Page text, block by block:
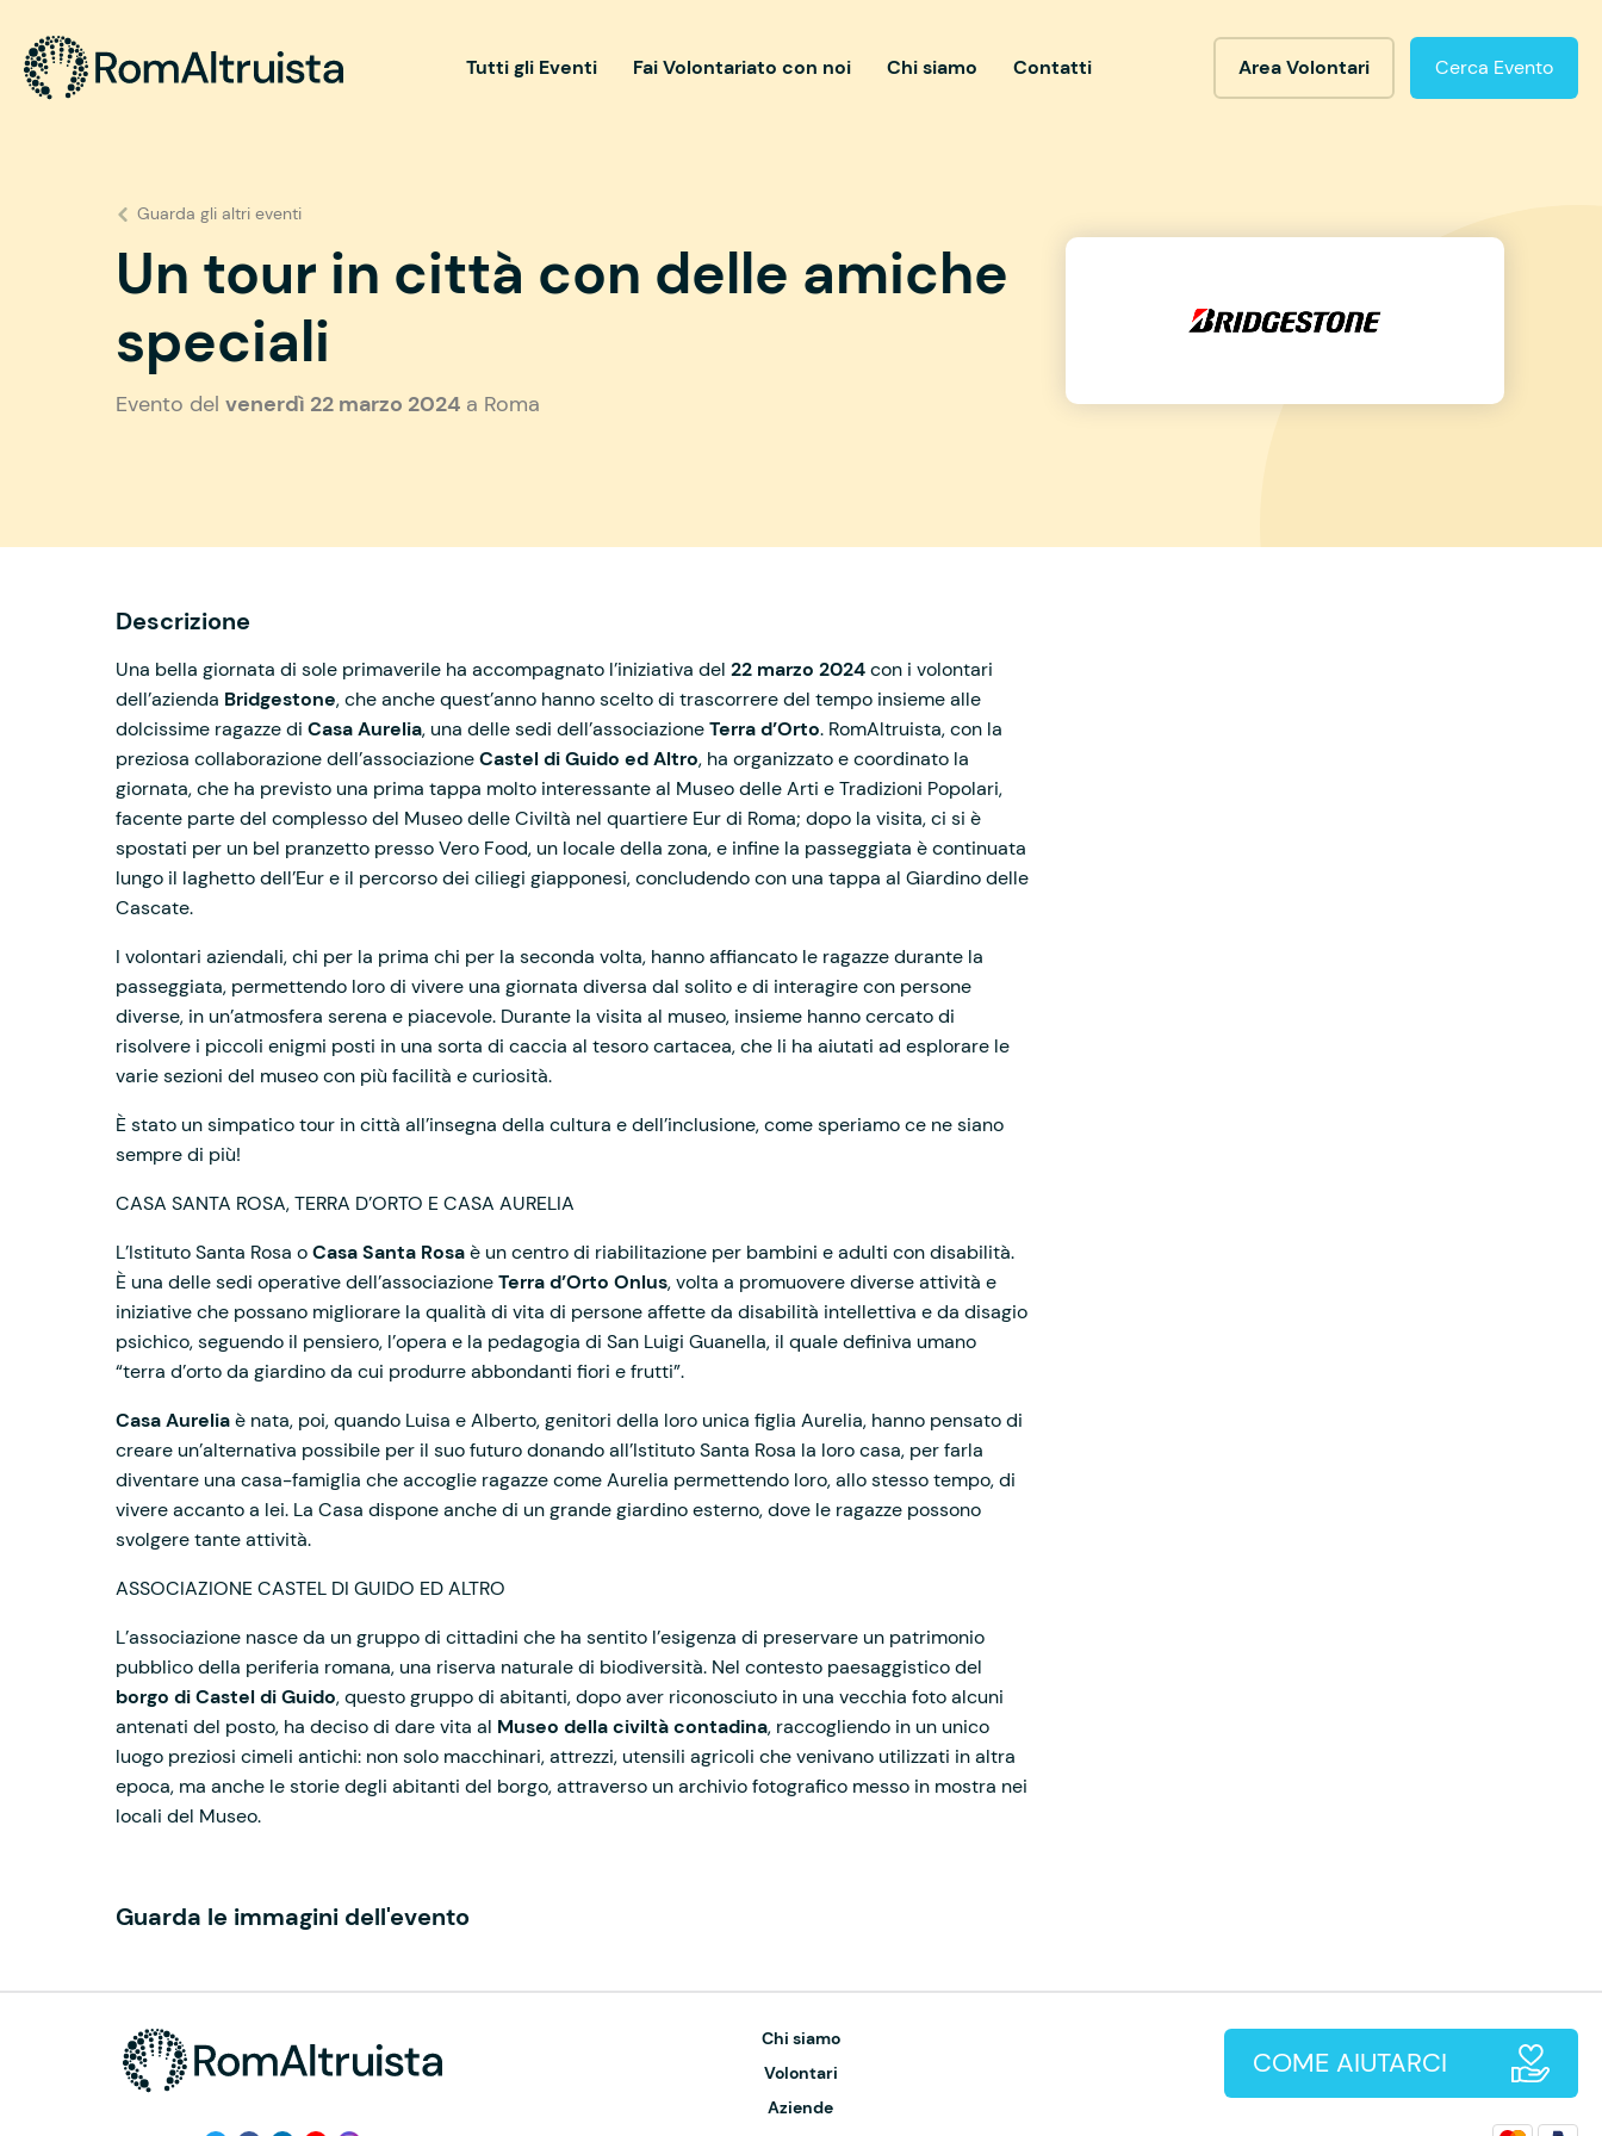
Tutti gli Eventi Fai Volontariato con noi Chi siamo Contatti Area Volontari Cerca Evento
Guarda gli altri eventi
Un tour in città con delle amiche
speciali
Evento del venerdì 22 marzo 2024 a Roma
Descrizione
Una bella giornata di sole primaverile ha accompagnato l’iniziativa del 22 marzo 2024con i volontari
dell’azienda Bridgestone, che anche quest’anno hanno scelto di trascorrere del tempo insieme alle
dolcissime ragazze di Casa Aurelia, una delle sedi dell’associazioneTerra d’Orto. RomAltruista, con la
preziosa collaborazione dell’associazioneCastel di Guido ed Altro, ha organizzato e coordinato la
giornata, che ha previsto una prima tappa molto interessante al Museo delle Arti e Tradizioni Popolari,
facente parte del complesso del Museo delle Civiltà nel quartiere Eur di Roma; dopo la visita, ci si è
spostati per un bel pranzetto presso Vero Food, un locale della zona, e infine la passeggiata è continuata
lungo il laghetto dell’Eur e il percorso dei ciliegi giapponesi, concludendo con una tappa al Giardino delle
Cascate.
I volontari aziendali, chi per la prima chi per la seconda volta, hanno affiancato le ragazze durante la
passeggiata, permettendo loro di vivere una giornata diversa dal solito e di interagire con persone
diverse, in un’atmosfera serena e piacevole. Durante la visita al museo, insieme hanno cercato di
risolvere i piccoli enigmi posti in una sorta di caccia al tesoro cartacea, che li ha aiutati ad esplorare le
varie sezioni del museo con più facilità e curiosità.
È stato un simpatico tour in città all’insegna della cultura e dell’inclusione, come speriamo ce ne siano
sempre di più!
CASA SANTA ROSA, TERRA D’ORTO E CASA AURELIA
L’Istituto Santa Rosa oCasa Santa Rosaè un centro di riabilitazione per bambini e adulti con disabilità.
È una delle sedi operative dell’associazioneTerra d’Orto Onlus, volta a promuovere diverse attività e
iniziative che possano migliorare la qualità di vita di persone affette da disabilità intellettiva e da disagio
psichico, seguendo il pensiero, l’opera e la pedagogia di San Luigi Guanella, il quale definiva umano
“terra d’orto da giardino da cui produrre abbondanti fiori e frutti”.
Casa Aureliaè nata, poi, quando Luisa e Alberto, genitori della loro unica figlia Aurelia, hanno pensato di
creare un’alternativa possibile per il suo futuro donando all’Istituto Santa Rosa la loro casa, per farla
diventare una casa-famiglia che accoglie ragazze come Aurelia permettendo loro, allo stesso tempo, di
vivere accanto a lei. La Casa dispone anche di un grande giardino esterno, dove le ragazze possono
svolgere tante attività.
ASSOCIAZIONE CASTEL DI GUIDO ED ALTRO
L’associazione nasce da un gruppo di cittadini che ha sentito l’esigenza di preservare un patrimonio
pubblico della periferia romana, una riserva naturale di biodiversità. Nel contesto paesaggistico del
borgo di Castel di Guido, questo gruppo di abitanti, dopo aver riconosciuto in una vecchia foto alcuni
antenati del posto, ha deciso di dare vita al Museo della civiltà contadina, raccogliendo in un unico
luogo preziosi cimeli antichi: non solo macchinari, attrezzi, utensili agricoli che venivano utilizzati in altra
epoca, ma anche le storie degli abitanti del borgo, attraverso un archivio fotografico messo in mostra nei
locali del Museo.
Guarda le immagini dell'evento
Chi siamo
Volontari
Aziende
COME AIUTARCI